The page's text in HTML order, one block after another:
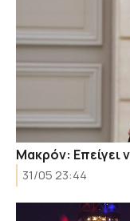
Μακρόν: Επείγει
31/05 23:44